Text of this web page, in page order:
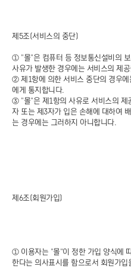
제5조(서비스의 중단)
① "몰"은 컴퓨터 등 정보통신설비의
사유가 발생한 경우에는 서비스의 제
② 제1항에 의한 서비스 중단의 경우
에게 통지합니다.
③ "몰"은 제1항의 사유로 서비스의 제
자 또는 제3자가 입은 손해에 대하여
는 경우에는 그러하지 아니합니다.
제6조(회원가입)
① 이용자는 "몰"이 정한 가입 양식에
한다는 의사표시를 함으로서 회원가입